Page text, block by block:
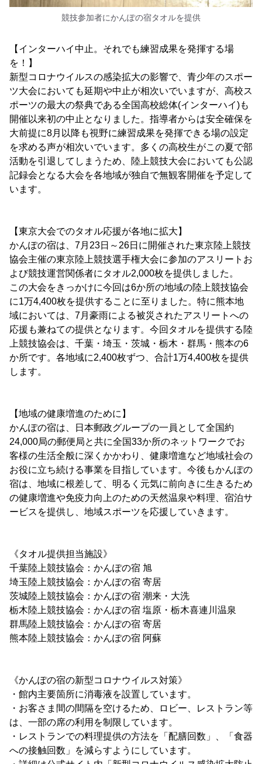
競技参加者にかんぽの宿タオルを提供
【インターハイ中止。それでも練習成果を発揮する場
を！】
新型コロナウイルスの感染拡大の影響で、青少年のスポー
ツ大会においても延期や中止が相次いでいますが、高校ス
ポーツの最大の祭典である全国高校総体(インターハイ)も
開催以来初の中止となりました。指導者からは安全確保を
大前提に8月以降も視野に練習成果を発揮できる場の設定
を求める声が相次いでいます。多くの高校生がこの夏で部
活動を引退してしまうため、陸上競技大会においても公認
記録会となる大会を各地域が独自で無観客開催を予定して
います。
【東京大会でのタオル応援が各地に拡大】
かんぽの宿は、7月23日～26日に開催された東京陸上競技
協会主催の東京陸上競技選手権大会に参加のアスリートお
よび競技運営関係者にタオル2,000枚を提供しました。
この大会をきっかけに今回は6か所の地域の陸上競技協会
に1万4,400枚を提供することに至りました。特に熊本地
域においては、7月豪雨による被災されたアスリートへの
応援も兼ねての提供となります。今回タオルを提供する陸
上競技協会は、千葉・埼玉・茨城・栃木・群馬・熊本の6
か所です。各地域に2,400枚ずつ、合計1万4,400枚を提供
します。
【地域の健康増進のために】
かんぽの宿は、日本郵政グループの一員として全国約
24,000局の郵便局と共に全国33か所のネットワークでお
客様の生活全般に深くかかわり、健康増進など地域社会の
お役に立ち続ける事業を目指しています。今後もかんぽの
宿は、地域に根差して、明るく元気に前向きに生きるため
の健康増進や免疫力向上のための天然温泉や料理、宿泊サ
ービスを提供し、地域スポーツを応援していきます。
《タオル提供担当施設》
千葉陸上競技協会：かんぽの宿 旭
埼玉陸上競技協会：かんぽの宿 寄居
茨城陸上競技協会：かんぽの宿 潮来・大洗
栃木陸上競技協会：かんぽの宿 塩原・栃木喜連川温泉
群馬陸上競技協会：かんぽの宿 寄居
熊本陸上競技協会：かんぽの宿 阿蘇
《かんぽの宿の新型コロナウイルス対策》
・館内主要箇所に消毒液を設置しています。
・お客さま間の間隔を空けるため、ロビー、レストラン等
は、一部の席の利用を制限しています。
・レストランでの料理提供の方法を「配膳回数」、「食器
への接触回数」を減らすようにしています。